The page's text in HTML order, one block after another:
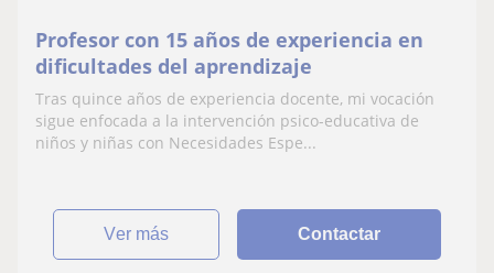
Profesor con 15 años de experiencia en
dificultades del aprendizaje
Tras quince años de experiencia docente, mi vocación
sigue enfocada a la intervención psico-educativa de
niños y niñas con Necesidades Espe...
ver más Contactar